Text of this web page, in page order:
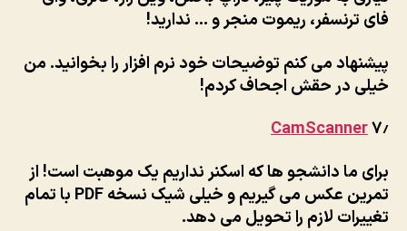
فای ترنسفر، ریموت منجر و … ندارید!
پیشنهاد می کنم توضیحات خود نرم افزار را بخوانید. من
خیلی در حقش اجحاف کردم!
۷٫CamScanner
برای ما دانشجو ها که اسکنر نداریم یک موهبت است! از
تمرین عکس می گیریم و خیلی شیک نسخه PDF با تمام
تغییرات لازم را تحویل می دهد.